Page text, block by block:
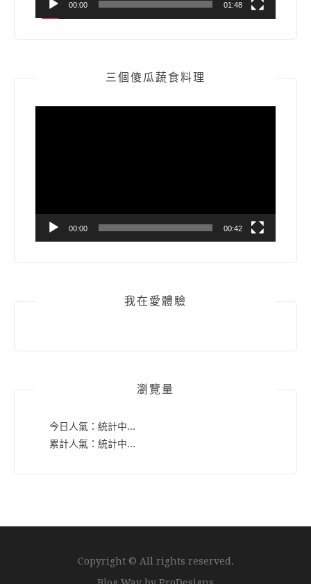
00:00 01:48
三個傻瓜蔬食料理
00:00 00:42
我在愛體驗
瀏覽量
今日人氣： 統計中...
累計人氣： 統計中...
Copyright © All rights reserved.